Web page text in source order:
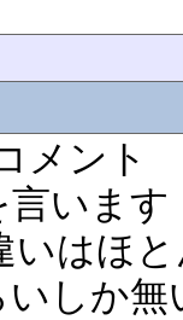
メント
います
はほ
しか無